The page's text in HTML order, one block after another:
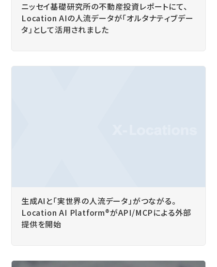
ニッセイ基礎研究所の不動産投資レポートにて、
Location AIの人流データが「オルタナティブデー
タ」として活用されました
生成AIと「実世界の人流データ」がつながる。
Location AI Platform®がAPI/MCPによる外部
提供を開始